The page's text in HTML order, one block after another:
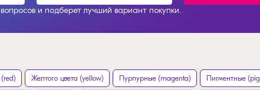
и подберет лучший вариант покупки.
Желтого цвета (yellow) Пурпурные (magenta) Пигментные